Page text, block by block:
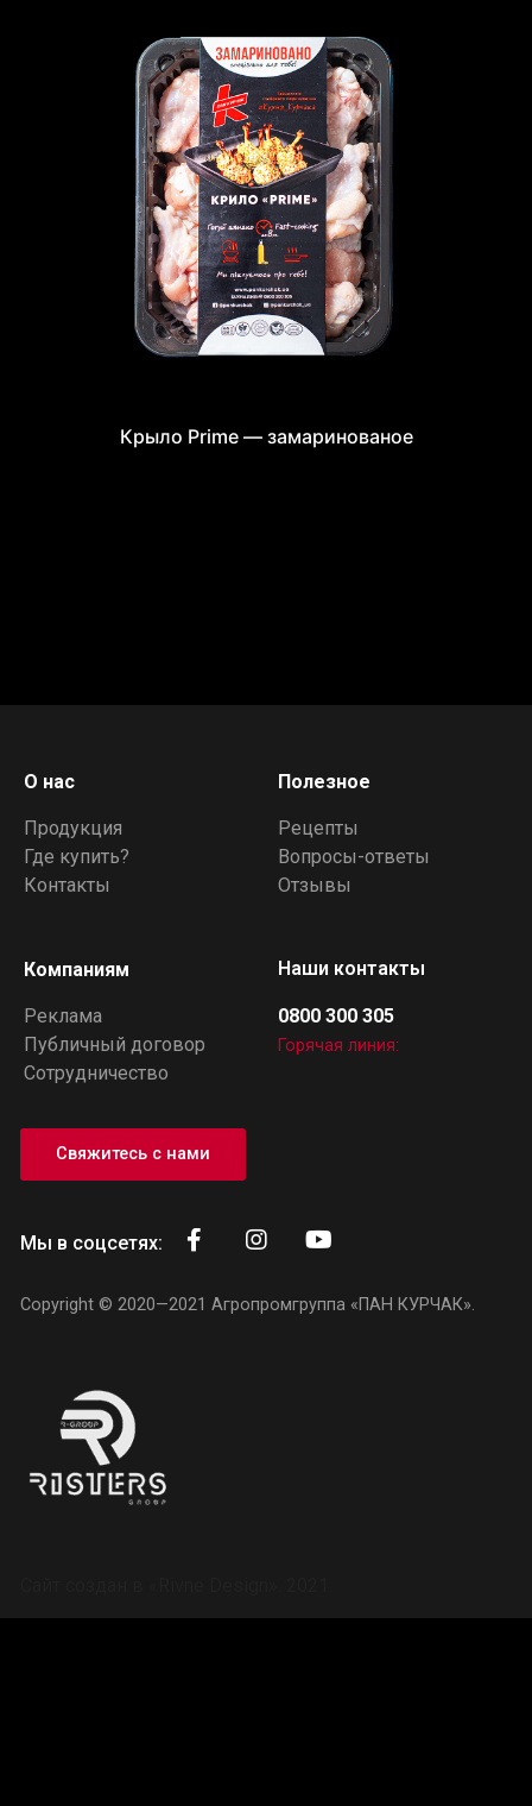
Крыло Prime — замаринованое
О нас
Продукция
Где купить?
Контакты
Полезное
Рецепты
Вопросы-ответы
Отзывы
Компаниям
Реклама
Публичный договор
Сотрудничество
Наши контакты
0800 300 305
Горячая линия:
Copyright © 2020—2021 Агропромгруппа «ПАН КУРЧАК».
Мы в соцсетях:
Свяжитесь с нами